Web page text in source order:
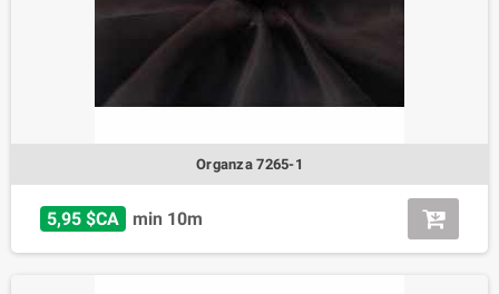
Organza 7265-1
5,95 $CA min 10m